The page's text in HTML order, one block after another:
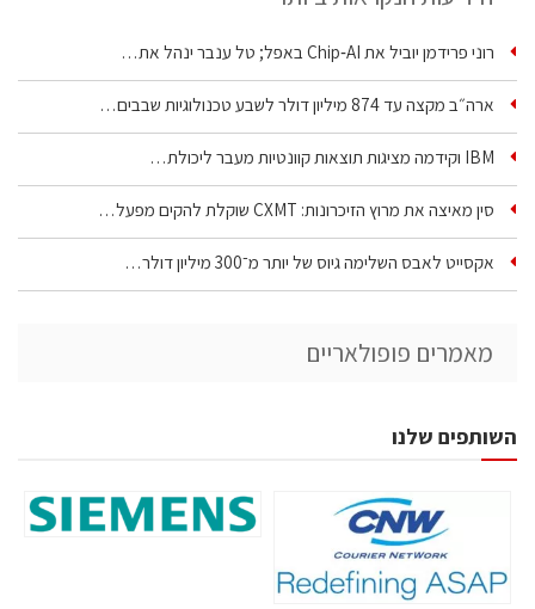
רוני פרידמן יוביל את Chip‑AI באפל; טל ענבר ינהל את…
ארה״ב מקצה עד 874 מיליון דולר לשבע טכנולוגיות שבבים…
IBM וקידמה מציגות תוצאות קוונטיות מעבר ליכולת…
סין מאיצה את מרוץ הזיכרונות: CXMT שוקלת להקים מפעל…
אקסייט לאבס השלימה גיוס של יותר מ־300 מיליון דולר…
מאמרים פופולאריים
השותפים שלנו